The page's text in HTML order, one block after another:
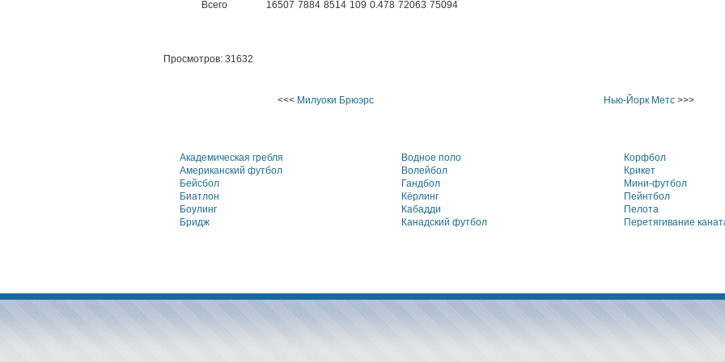
Всего 16507 7884 8514 109 0.478 72063 75094
Просмотров: 31632
<<< Милуоки Брюэрс Нью-Йорк Метс>>>
Академическая гребля
Американский футбол
Бейсбол
Биатлон
Боулинг
Бридж
Водное поло
Волейбол
Гандбол
Кёрлинг
Кабадди
Канадский футбол
Корфбол
Крикет
Мини-футбол
Пейнтбол
Пелота
Перетягивание